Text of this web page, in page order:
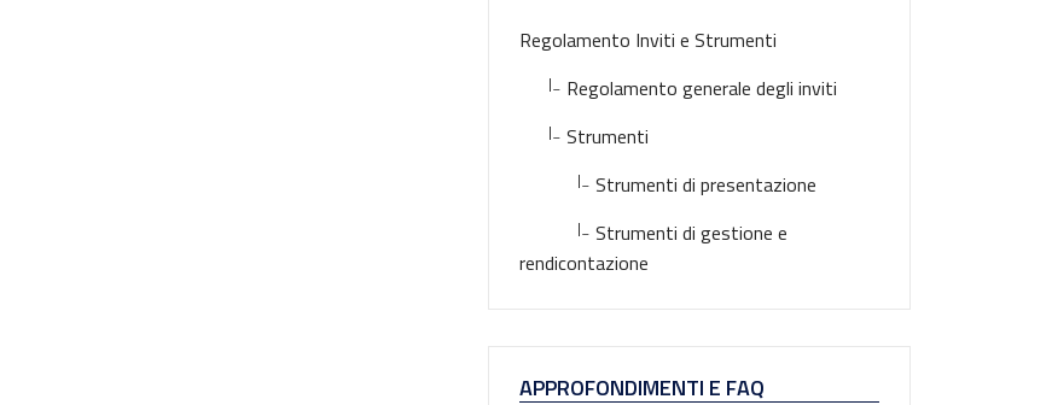
Regolamento Inviti e Strumenti
|_ Regolamento generale degli inviti
|_ Strumenti
|_ Strumenti di presentazione
|_
Strumenti di gestione e
rendicontazione
APPROFONDIMENTI E FAQ